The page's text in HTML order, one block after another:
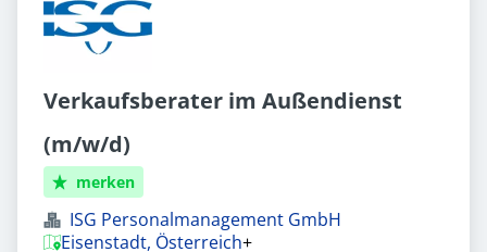
Verkaufsberater im Außendienst
(m/w/d)
merken
ISG Personalmanagement GmbH
Eisenstadt, Österreich+